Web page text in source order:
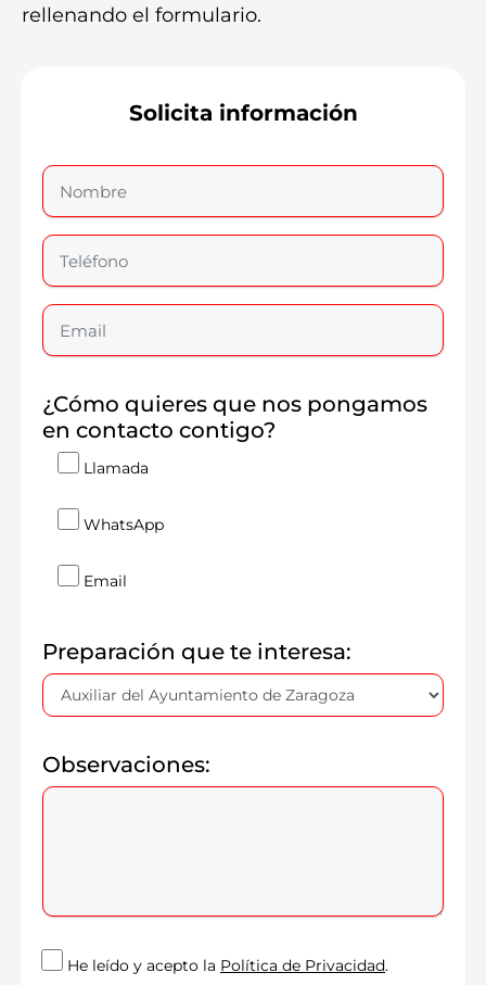
rellenando el formulario.
Solicita información
¿Cómo quieres que nos pongamos
en contacto contigo?
Llamada
WhatsApp
Email
Preparación que te interesa:
Observaciones:
He leído y acepto la Política de Privacidad.